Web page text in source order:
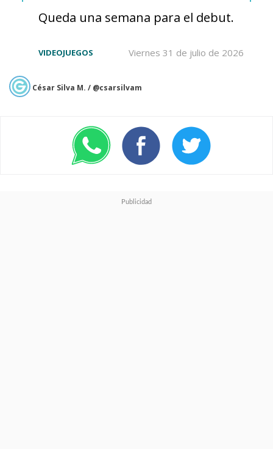
Queda una semana para el debut.
Viernes 31 de julio de 2026
VIDEOJUEGOS
César Silva M. / @csarsilvam